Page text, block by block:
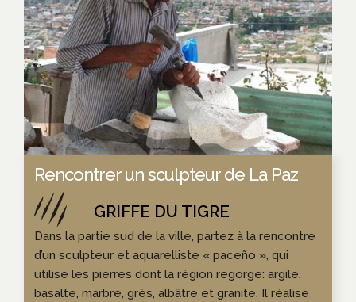
Rencontrer un sculpteur de La Paz
Dans la partie sud de la ville, partez à la rencontre
d’un sculpteur et aquarelliste « paceño », qui
utilise les pierres dont la région regorge: argile,
basalte, marbre, grès, albâtre et granite. Il réalise